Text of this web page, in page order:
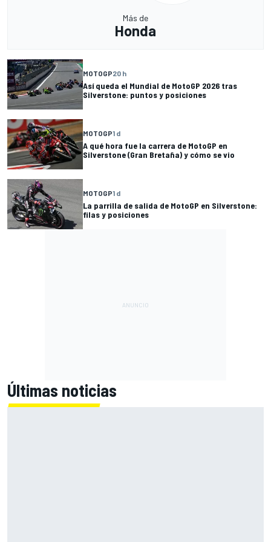
Más de
Honda
MOTOGP20 h
Así queda el Mundial de MotoGP 2026 tras
Silverstone: puntos y posiciones
MOTOGP1 d
A qué hora fue la carrera de MotoGP en
Silverstone (Gran Bretaña) y cómo se vio
MOTOGP1 d
La parrilla de salida de MotoGP en Silverstone:
filas y posiciones
Últimas noticias